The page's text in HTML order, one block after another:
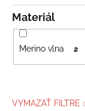
Materiál
Merino vlna 2
VYMAZAŤ FILTRE